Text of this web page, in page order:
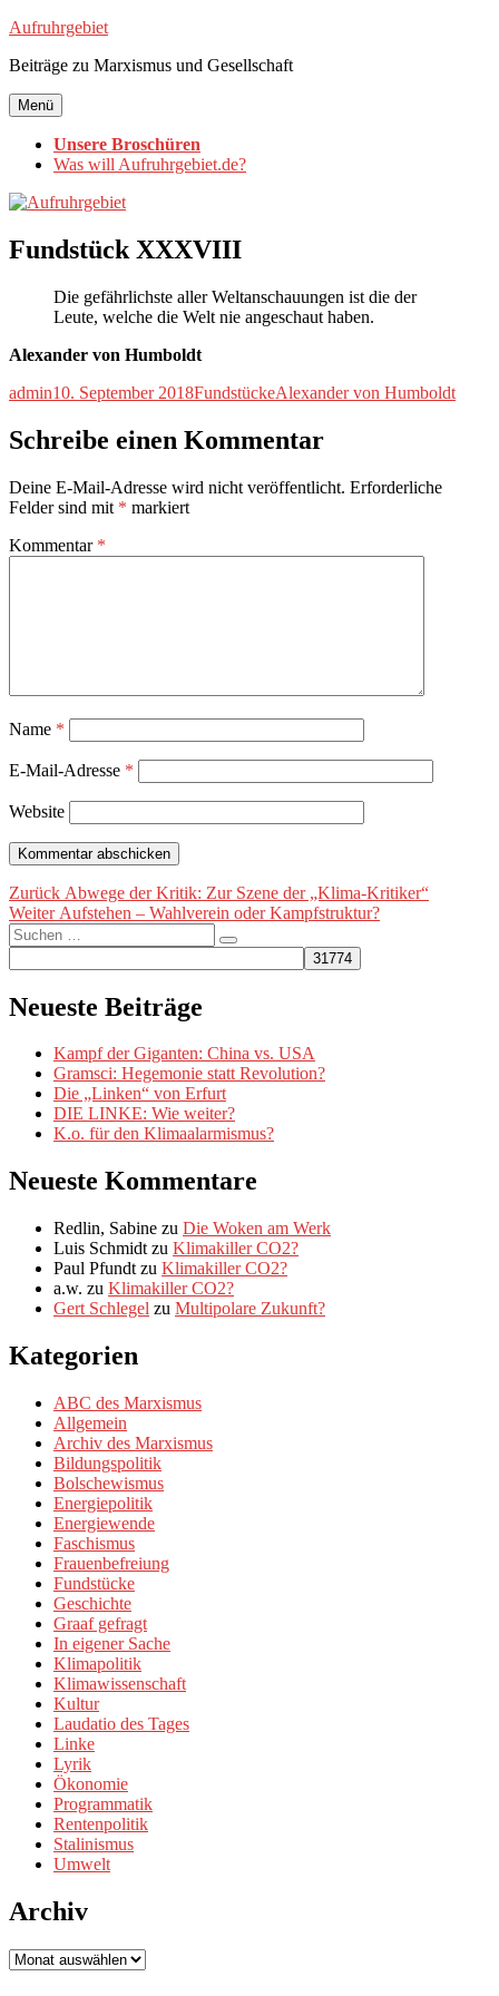
Zum
springen
Aufruhrgebiet
Beiträge zu Marxismus und Gesellschaft
Menü
Unsere Broschüren
Was will Aufruhrgebiet.de?
Fundstück XXXVIII
Die gefährlichste aller Weltanschauungen ist die der
Leute, welche die Welt nie angeschaut haben.
Alexander von Humboldt
Autor
adminVeröffentlicht
10. September 2018Kategorien
FundstückeSchlagwörter
Alexander von Humboldt
Schreibe einen Kommentar
Deine E-Mail-Adresse wird nicht veröffentlicht. Erforderliche
Felder sind mit * markiert
Kommentar *
Name *
E-Mail-Adresse *
Website
Beitragsnavigation
Zurück Vorheriger
Beitrag:
Abwege der Kritik: Zur Szene der „Klima-Kritiker“
Weiter Nächster
Beitrag:
Aufstehen – Wahlverein oder Kampfstruktur?
Suche
nach:
Suchen
Neueste Beiträge
Kampf der Giganten: China vs. USA
Gramsci: Hegemonie statt Revolution?
Die „Linken“ von Erfurt
DIE LINKE: Wie weiter?
K.o. für den Klimaalarmismus?
Neueste Kommentare
Redlin, Sabine zu Die Woken am Werk
Luis Schmidt zu Klimakiller CO2?
Paul Pfundt zu Klimakiller CO2?
a.w. zu Klimakiller CO2?
Gert Schlegel zu Multipolare Zukunft?
Kategorien
ABC des Marxismus
Allgemein
Archiv des Marxismus
Bildungspolitik
Bolschewismus
Energiepolitik
Energiewende
Faschismus
Frauenbefreiung
Fundstücke
Geschichte
Graaf gefragt
In eigener Sache
Klimapolitik
Klimawissenschaft
Kultur
Laudatio des Tages
Linke
Lyrik
Ökonomie
Programmatik
Rentenpolitik
Stalinismus
Umwelt
Archiv
Archiv